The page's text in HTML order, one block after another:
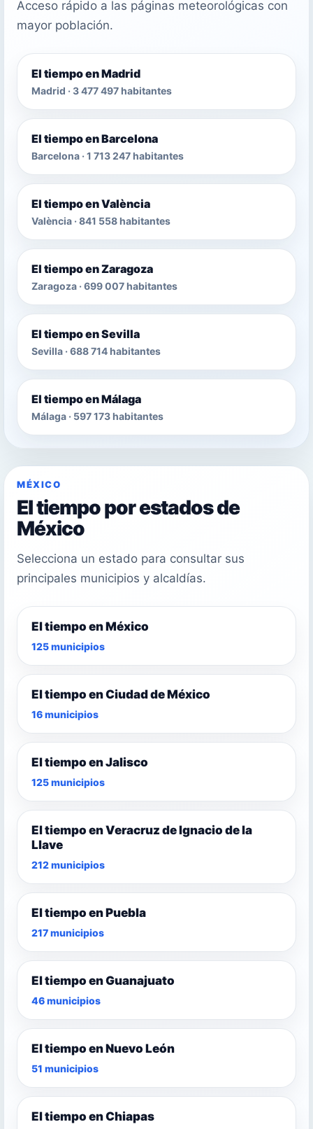
Acceso rápido a las páginas meteorológicas con
mayor población.
El tiempo en Madrid
Madrid · 3 477 497 habitantes
El tiempo en Barcelona
Barcelona · 1 713 247 habitantes
El tiempo en València
València · 841 558 habitantes
El tiempo en Zaragoza
Zaragoza · 699 007 habitantes
El tiempo en Sevilla
Sevilla · 688 714 habitantes
El tiempo en Málaga
Málaga · 597 173 habitantes
MÉXICO
El tiempo por estados de
México
Selecciona un estado para consultar sus
principales municipios y alcaldías.
El tiempo en México
125 municipios
El tiempo en Ciudad de México
16 municipios
El tiempo en Jalisco
125 municipios
El tiempo en Veracruz de Ignacio de la
Llave
212 municipios
El tiempo en Puebla
217 municipios
El tiempo en Guanajuato
46 municipios
El tiempo en Nuevo León
51 municipios
El tiempo en Chiapas